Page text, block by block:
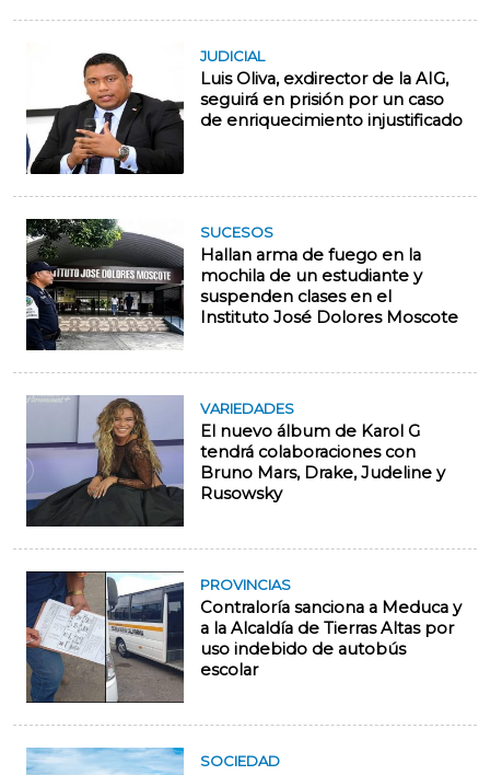
JUDICIAL
Luis Oliva, exdirector de la AIG,
seguirá en prisión por un caso
de enriquecimiento injustificado
SUCESOS
Hallan arma de fuego en la
mochila de un estudiante y
suspenden clases en el
Instituto José Dolores Moscote
VARIEDADES
El nuevo álbum de Karol G
tendrá colaboraciones con
Bruno Mars, Drake, Judeline y
Rusowsky
PROVINCIAS
Contraloría sanciona a Meduca y
a la Alcaldía de Tierras Altas por
uso indebido de autobús
escolar
SOCIEDAD